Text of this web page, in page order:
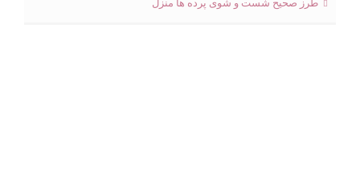
طرز صحیح شست و شوی پرده ها منزل